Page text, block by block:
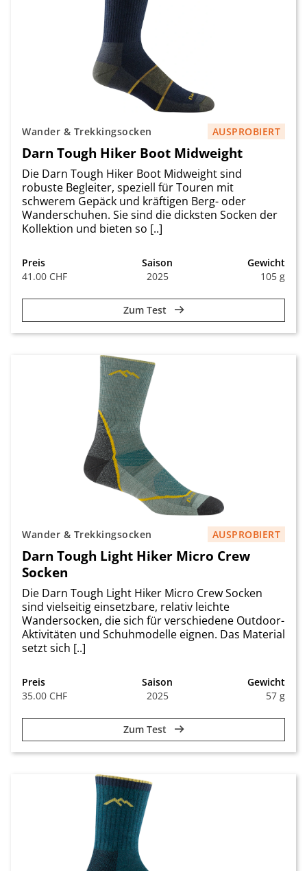
Wander & Trekkingsocken AUSPROBIERT
Darn Tough Hiker Boot Midweight
Die Darn Tough Hiker Boot Midweight sind
robuste Begleiter, speziell für Touren mit
schwerem Gepäck und kräftigen Berg- oder
Wanderschuhen. Sie sind die dicksten Socken der
Kollektion und bieten so [..]
Preis
41.00 CHF
Saison
2025
Gewicht
105 g
Zum Test
Wander & Trekkingsocken AUSPROBIERT
Darn Tough Light Hiker Micro Crew
Socken
Die Darn Tough Light Hiker Micro Crew Socken
sind vielseitig einsetzbare, relativ leichte
Wandersocken, die sich für verschiedene Outdoor-
Aktivitäten und Schuhmodelle eignen. Das Material
setzt sich [..]
Preis
35.00 CHF
Saison
2025
Gewicht
57 g
Zum Test